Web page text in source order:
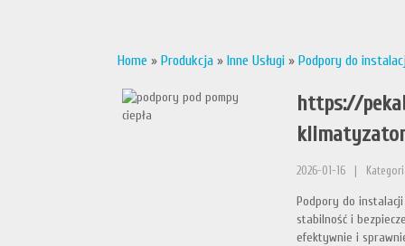
Home » Produkcja » Inne Usługi » Podpory do
https://
2026-01-16
Podpory do
stabilność i
efektywnie i